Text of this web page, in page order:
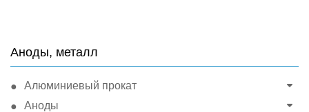
Аноды, металл
Алюминиевый прокат
Аноды